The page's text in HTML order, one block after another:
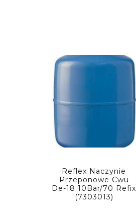
Reflex Naczynie
Przeponowe Cwu
De-18 10Bar/70 Refix
(7303013)